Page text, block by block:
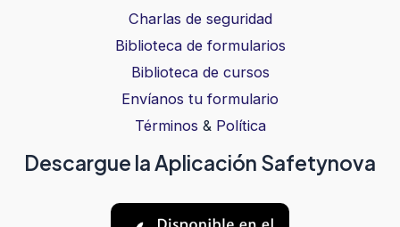
Charlas de seguridad
Biblioteca de formularios
Biblioteca de cursos
Envíanos tu formulario
Términos & Política
Descargue la Aplicación Safetynova